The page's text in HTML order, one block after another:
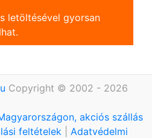
letöltésével gyorsan
Copyright © 2002 - 2026
akciós szállás
feltételek
Adatvédelmi